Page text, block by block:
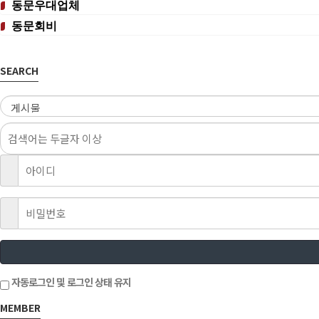
동문우대업체
동문회비
SEARCH
자동로그인 및 로그인 상태 유지
MEMBER